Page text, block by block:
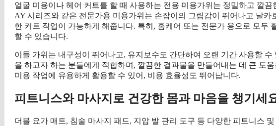
얼굴 미용이나 헤어 커트를 할 때 사용하는 전용 미용가위는 정밀하고 깔
AY 시리즈와 같은 전문가용 미용가위는 손잡이의 그립감이 뛰어나고 날
한 커트 작업이 가능하게 해줍니다. 특히, 홈케어 또는 전문가 용으로 모두
할 수 있습니다.
이들 가위는 내구성이 뛰어나고, 유지보수도 간단하여 오랜 기간 사용할
을 하고자 하는 분들에게 적합하며, 깔끔한 결과물을 만들어내는 데 큰 도
미용 작업에 유용하게 활용할 수 있어, 비용 효율성도 뛰어납니다.
피트니스와 마사지로 건강한 몸과 마음을 챙기세
더블 요가 매트, 침술 마사지 패드, 지압 발 관리 도구 등 다양한 피트니스